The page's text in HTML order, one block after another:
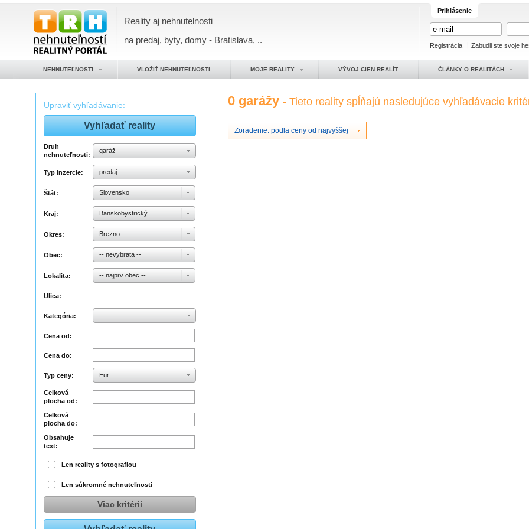
Reality aj nehnutelnosti
na predaj, byty, domy - Bratislava, ..
Prihlásenie
Registrácia Zabudli ste svoje
NEHNUTEĽNOSTI VLOŽIŤ NEHNUTEĽNOSTI MOJE REALITY VÝVOJ CIEN REALÍT ČLÁNKY O REALITÁCH
Upraviť vyhľadávanie:
Druh
nehnuteľnosti:
garáž
Typ inzercie: predaj
Štát: Slovensko
Kraj: Banskobystrický
Okres: Brezno
Obec: -- nevybrata --
Lokalita: -- najprv obec --
Ulica:
Kategória:
Cena od:
Cena do:
Typ ceny: Eur
Celková
plocha od:
Celková
plocha do:
Obsahuje
text:
Len reality s fotografiou
Len súkromné nehnuteľnosti
Viac kritérii
0 garážy- Tieto reality spĺňajú nasledujúce vyhľadávacie
Zoradenie: podla ceny od najvyššej